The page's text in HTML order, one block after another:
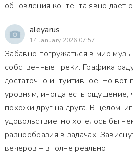
обновления контента явно даёт
aleyarus
14 January 2026 07:57
Забавно погружаться в мир
собственные треки. Графика
достаточно интуитивное. Но вот
уровням, иногда есть ощущение,
похожи друг на друга. В целом,
удовольствие, но хотелось бы
разнообразия в задачах.
вечеров – вполне реально!